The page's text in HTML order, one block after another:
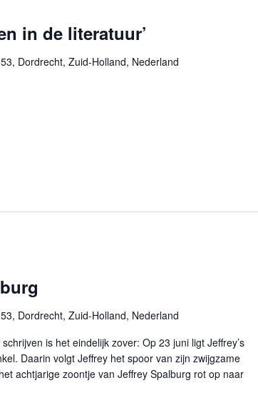
in de literatuur’
Dordrecht, Zuid-Holland, Nederland
Dordrecht, Zuid-Holland, Nederland
is het eindelijk zover: Op 23 juni ligt Jeffrey’s
Daarin volgt Jeffrey het spoor van zijn zwijgzame
achtjarige zoontje van Jeffrey Spalburg rot op naar